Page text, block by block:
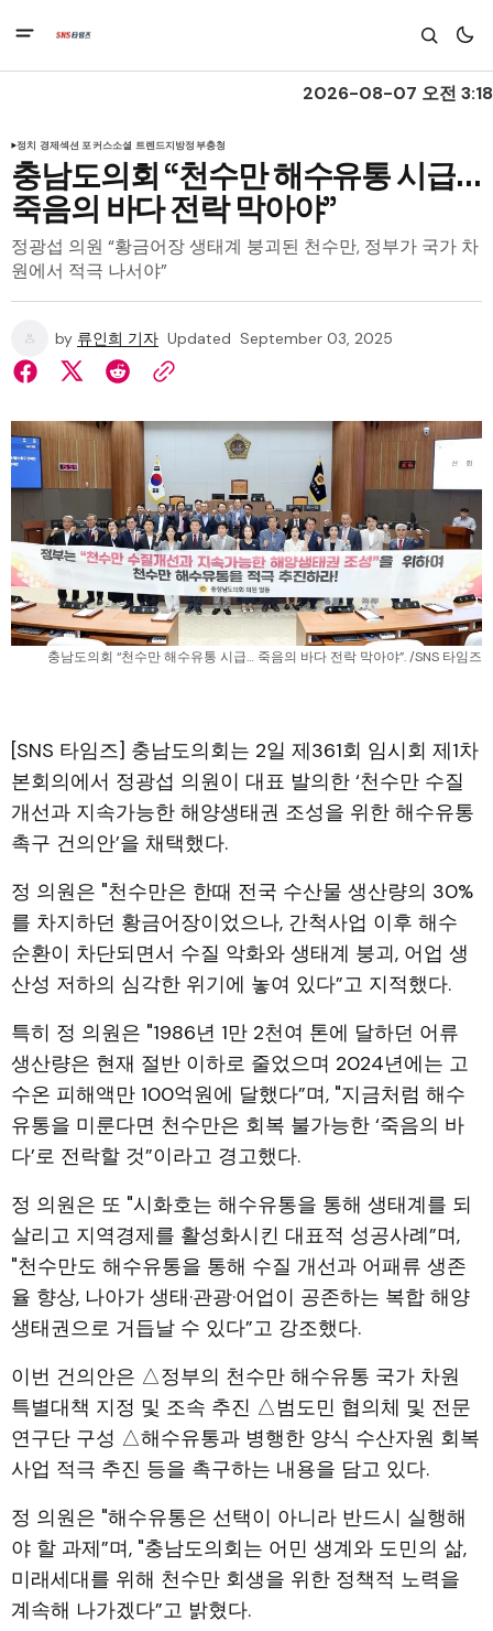
2026-08-07 오전 3:18
정치 경제섹션 포커스소셜 트렌드지방정부충청
충남도의회 “천수만 해수유통 시급…
죽음의 바다 전락 막아야”
정광섭 의원 “황금어장 생태계 붕괴된 천수만, 정부가 국가 차
원에서 적극 나서야”
by 류인희 기자 Updated September 03, 2025
충남도의회 “천수만 해수유통 시급… 죽음의 바다 전락 막아야”. /SNS 타임즈
[SNS 타임즈] 충남도의회는 2일 제361회 임시회 제1차
본회의에서 정광섭 의원이 대표 발의한 ‘천수만 수질
개선과 지속가능한 해양생태권 조성을 위한 해수유통
촉구 건의안’을 채택했다.
정 의원은 "천수만은 한때 전국 수산물 생산량의 30%
를 차지하던 황금어장이었으나, 간척사업 이후 해수
순환이 차단되면서 수질 악화와 생태계 붕괴, 어업 생
산성 저하의 심각한 위기에 놓여 있다”고 지적했다.
특히 정 의원은 "1986년 1만 2천여 톤에 달하던 어류
생산량은 현재 절반 이하로 줄었으며 2024년에는 고
수온 피해액만 100억원에 달했다”며, "지금처럼 해수
유통을 미룬다면 천수만은 회복 불가능한 ‘죽음의 바
다’로 전락할 것”이라고 경고했다.
정 의원은 또 "시화호는 해수유통을 통해 생태계를 되
살리고 지역경제를 활성화시킨 대표적 성공사례”며,
"천수만도 해수유통을 통해 수질 개선과 어패류 생존
율 향상, 나아가 생태·관광·어업이 공존하는 복합 해양
생태권으로 거듭날 수 있다”고 강조했다.
이번 건의안은 △정부의 천수만 해수유통 국가 차원
특별대책 지정 및 조속 추진 △범도민 협의체 및 전문
연구단 구성 △해수유통과 병행한 양식 수산자원 회복
사업 적극 추진 등을 촉구하는 내용을 담고 있다.
정 의원은 "해수유통은 선택이 아니라 반드시 실행해
야 할 과제”며, "충남도의회는 어민 생계와 도민의 삶,
미래세대를 위해 천수만 회생을 위한 정책적 노력을
계속해 나가겠다”고 밝혔다.